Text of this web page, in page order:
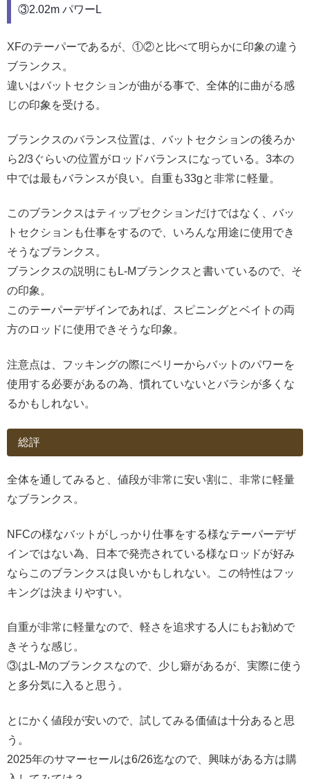
③2.02m パワーL
XFのテーパーであるが、①②と比べて明らかに印象の違う
ブランクス。
違いはバットセクションが曲がる事で、全体的に曲がる感
じの印象を受ける。
ブランクスのバランス位置は、バットセクションの後ろか
ら2/3ぐらいの位置がロッドバランスになっている。3本の
中では最もバランスが良い。自重も33gと非常に軽量。
このブランクスはティップセクションだけではなく、バッ
トセクションも仕事をするので、いろんな用途に使用でき
そうなブランクス。
ブランクスの説明にもL-Mブランクスと書いているので、そ
の印象。
このテーパーデザインであれば、スピニングとベイトの両
方のロッドに使用できそうな印象。
注意点は、フッキングの際にベリーからバットのパワーを
使用する必要があるの為、慣れていないとバラシが多くな
るかもしれない。
総評
全体を通してみると、値段が非常に安い割に、非常に軽量
なブランクス。
NFCの様なバットがしっかり仕事をする様なテーパーデザ
インではない為、日本で発売されている様なロッドが好み
ならこのブランクスは良いかもしれない。この特性はフッ
キングは決まりやすい。
自重が非常に軽量なので、軽さを追求する人にもお勧めで
きそうな感じ。
③はL-Mのブランクスなので、少し癖があるが、実際に使う
と多分気に入ると思う。
とにかく値段が安いので、試してみる価値は十分あると思
う。
2025年のサマーセールは6/26迄なので、興味がある方は購